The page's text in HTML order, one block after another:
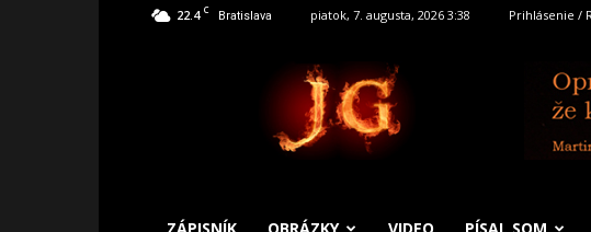
22.4 C Bratislava piatok, 7. augusta, 2026 3:38 Prihlásenie /
SLOBODNÝ